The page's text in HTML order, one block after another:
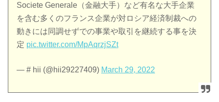
Societe Generale（金融大手）など有名な大手企業
を含む多くのフランス企業が対ロシア経済制裁への
動きには同調せずでの事業や取引を継続する事を決
定 pic.twitter.com/MpAqrzjSZt
— # hii (@hii29227409) March 29, 2022